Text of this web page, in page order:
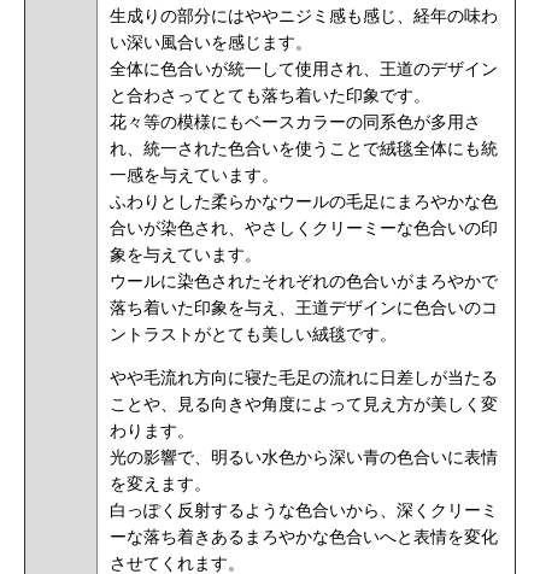
生成りの部分にはややニジミ感も感じ、経年の味わ
い深い風合いを感じます。
全体に色合いが統一して使用され、王道のデザイン
と合わさってとても落ち着いた印象です。
花々等の模様にもベースカラーの同系色が多用さ
れ、統一された色合いを使うことで絨毯全体にも統
一感を与えています。
ふわりとした柔らかなウールの毛足にまろやかな色
合いが染色され、やさしくクリーミーな色合いの印
象を与えています。
ウールに染色されたそれぞれの色合いがまろやかで
落ち着いた印象を与え、王道デザインに色合いのコ
ントラストがとても美しい絨毯です。
やや毛流れ方向に寝た毛足の流れに日差しが当たる
ことや、見る向きや角度によって見え方が美しく変
わります。
光の影響で、明るい水色から深い青の色合いに表情
を変えます。
白っぽく反射するような色合いから、深くクリーミ
ーな落ち着きあるまろやかな色合いへと表情を変化
させてくれます。